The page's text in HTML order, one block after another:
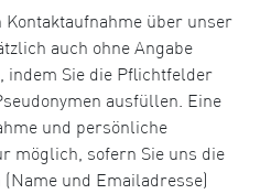
über unser
auch ohne Angabe
indem Sie die Pflichtfelder
ausfüllen. Eine
und persönliche
möglich, sofern Sie uns die
und Emailadresse)